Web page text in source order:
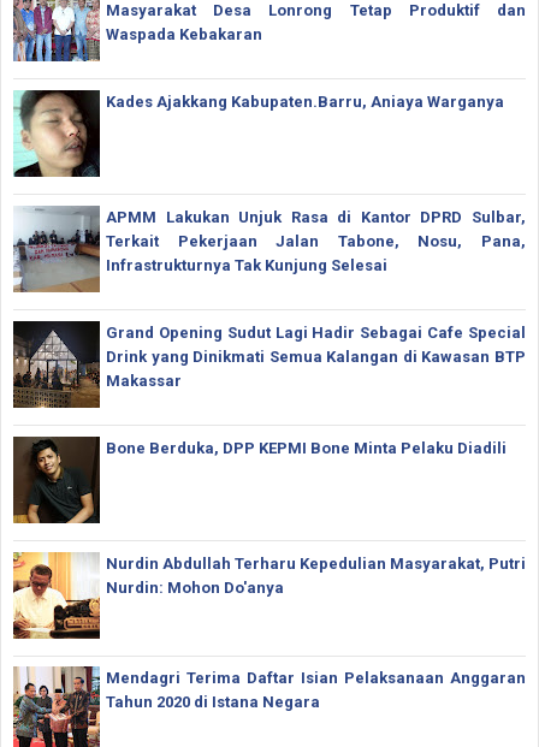
Masyarakat Desa Lonrong Tetap Produktif dan
Waspada Kebakaran
Kades Ajakkang Kabupaten.Barru, Aniaya Warganya
APMM Lakukan Unjuk Rasa di Kantor DPRD Sulbar,
Terkait Pekerjaan Jalan Tabone, Nosu, Pana,
Infrastrukturnya Tak Kunjung Selesai
Grand Opening Sudut Lagi Hadir Sebagai Cafe Special
Drink yang Dinikmati Semua Kalangan di Kawasan BTP
Makassar
Bone Berduka, DPP KEPMI Bone Minta Pelaku Diadili
Nurdin Abdullah Terharu Kepedulian Masyarakat, Putri
Nurdin: Mohon Do'anya
Mendagri Terima Daftar Isian Pelaksanaan Anggaran
Tahun 2020 di Istana Negara